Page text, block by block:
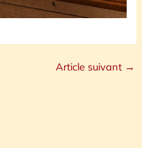
Article suivant →